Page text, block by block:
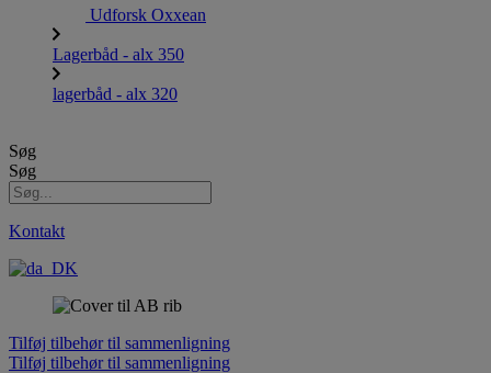
Udforsk Oxxean
Lagerbåd - alx 350
lagerbåd - alx 320
Søg
Søg
Kontakt
Tilføj tilbehør til sammenligning
Tilføj tilbehør til sammenligning